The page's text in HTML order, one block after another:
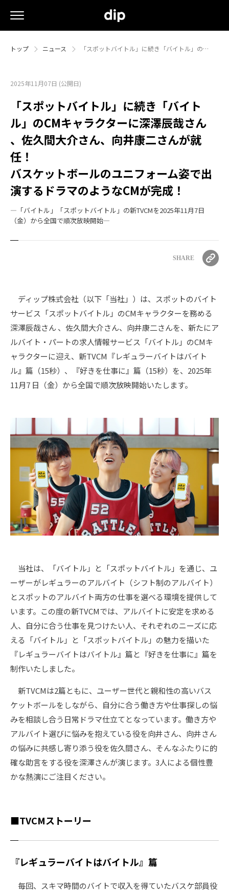
トップ ニュース 「スポットバイトル」に続き「バイトル」の…
2025年11月07日 (公開日)
「スポットバイトル」に続き「バイト
ル」のCMキャラクターに深澤辰哉さん
、佐久間大介さん、向井康二さんが就
任！
バスケットボールのユニフォーム姿で出
演するドラマのようなCMが完成！
―「バイトル」「スポットバイトル」の新TVCMを2025年11月7日
（金）から全国で順次放映開始―
SHARE
ディップ株式会社（以下「当社」）は、スポットのバイト
サービス「スポットバイトル」のCMキャラクターを務める
深澤辰哉さん 、佐久間大介さん、向井康二さんを、新たにア
ルバイト・パートの求人情報サービス「バイトル」のCMキ
ャラクターに迎え、新TVCM『レギュラーバイトはバイト
ル』篇（15秒）、『好きを仕事に』篇（15秒）を、2025年
11月7 日（金）から全国で順次放映開始いたします。
当社は、「バイトル」と「スポットバイトル」を通じ、ユ
ーザーがレギュラーのアルバイト（シフト制のアルバイト）
とスポットのアルバイト両方の仕事を選べる環境を提供して
います。この度の新TVCMでは、アルバイトに安定を求める
人、自分に合う仕事を見つけたい人、それぞれのニーズに応
える「バイトル」と「スポットバイトル」の魅力を描いた
『レギュラーバイトはバイトル』篇と『好きを仕事に』篇を
制作いたしました。
新TVCMは2篇ともに、ユーザー世代と親和性の高いバス
ケットボールをしながら、自分に合う働き方や仕事探しの悩
みを相談し合う日常ドラマ仕立てとなっています。働き方や
アルバイト選びに悩みを抱えている役を向井さん、向井さん
の悩みに共感し寄り添う役を佐久間さん、そんなふたりに的
確な助言をする役を深澤さんが演じます。3人による個性豊
かな熱演にご注目ください。
■TVCMストーリー
『レギュラーバイトはバイトル』篇
毎回、スキマ時間のバイトで収入を得ていたバスケ部員役